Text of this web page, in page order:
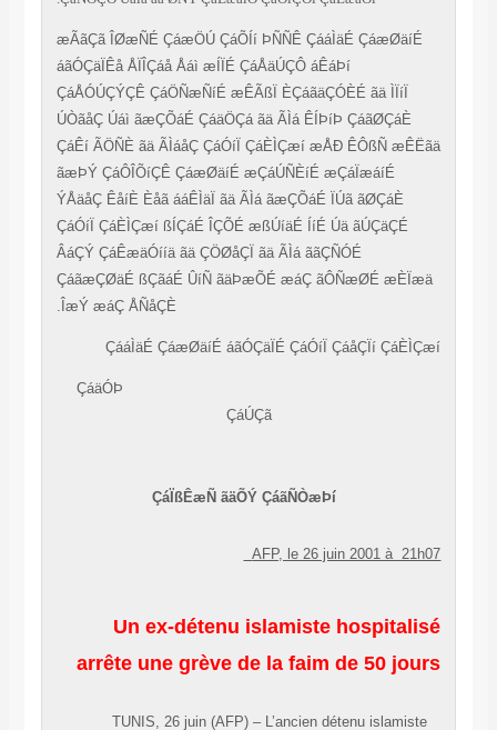
æÃãÇã ÎØæÑÉ ÇáæÖÚ ÇáÕÍí ÞÑÑÊ ÇááÌäÉ ÇáæØäíÉ
áãÓÇäÏÊå ÅÏÎÇáå Åáì æÍÏÉ ÇáÅäÚÇÔ áÊáÞí
ÇáÅÓÚÇÝÇÊ ÇáÖÑæÑíÉ æÊÃßÏ ÈÇáãäÇÓÈÉ ãä ÌÏíÏ
ÚÒãåÇ Úáì ãæÇÕáÉ ÇáäÖÇá ãä ÃÌá ÊÍÞíÞ ÇáãØÇáÈ
ÇáÊí ÃÖÑÈ ãä ÃÌáåÇ ÇáÓíÏ ÇáÈÌÇæí æÅÐ ÊÔßÑ
ãæÞÝ ÇáÔÎÕíÇÊ ÇáæØäíÉ æÇáÚÑÈíÉ æÇáÏæáíÉ
ÝÅäåÇ ÊåíÈ Èåã ááÊÌäÏ ãä ÃÌá ãæÇÕáÉ ÏÚã ãØÇáÈ
ÇáÓíÏ ÇáÈÌÇæí ßÍÇáÉ ÎÇÕÉ æßÚíäÉ ÍíÉ Úä ãÚÇäÇÉ
ÂáÇÝ ÇáÊæäÓííä ãä ÇÖØåÇÏ ãä ÃÌá ããÇÑÓÉ
ÇáãæÇØäÉ ßÇãáÉ ÛíÑ ãäÞæÕÉ æáÇ ãÔÑæØÉ
ÎæÝ æáÇ ÅÑåÇÈ.
ÇááÌäÉ ÇáæØäíÉ áãÓÇäÏÉ ÇáÓíÏ ÇáåÇÏí
ÇáÏßÊæÑ ãäÕÝ ÇáãÑÒæÞí
AFP, le 26 juin 2001 à
Un ex-détenu islamiste
arrête une grève de la faim de 50
TUNIS, 26 juin (AFP) – L’ancien détenu islamiste